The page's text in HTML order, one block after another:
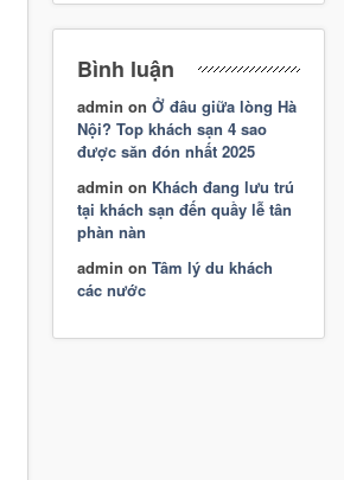
Bình luận
admin on Ở đâu giữa lòng Hà
Nội? Top khách sạn 4 sao
được săn đón nhất 2025
admin on Khách đang lưu trú
tại khách sạn đến quầy lễ tân
phàn nàn
admin on Tâm lý du khách
các nước